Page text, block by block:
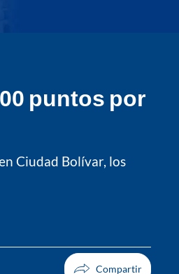
puntos por
Ciudad Bolívar, los